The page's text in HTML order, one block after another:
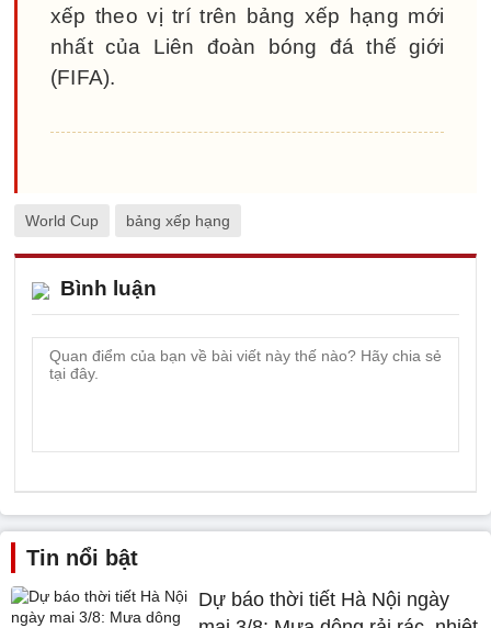
xếp theo vị trí trên bảng xếp hạng mới
nhất của Liên đoàn bóng đá thế giới
(FIFA).
World Cup bảng xếp hạng
Bình luận
Tin nổi bật
Dự báo thời tiết Hà Nội ngày